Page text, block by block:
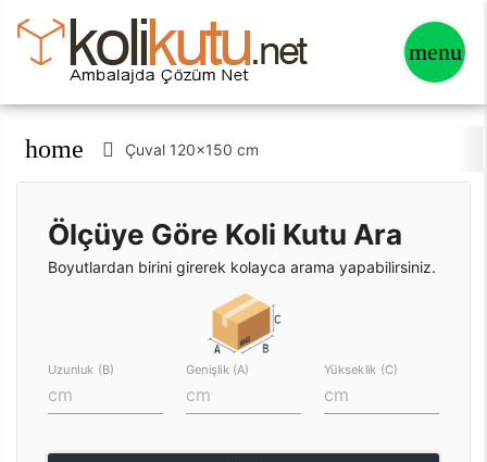
home Çuval 120x150 cm
Ölçüye Göre Koli Kutu Ara
Boyutlardan birini girerek kolayca arama yapabilirsiniz.
Uzunluk (B) Genişlik (A) Yükseklik (C)